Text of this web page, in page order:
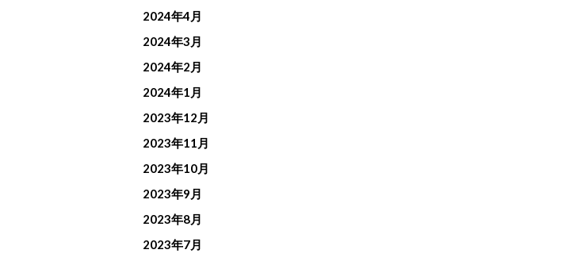
2024年4月
2024年3月
2024年2月
2024年1月
2023年12月
2023年11月
2023年10月
2023年9月
2023年8月
2023年7月